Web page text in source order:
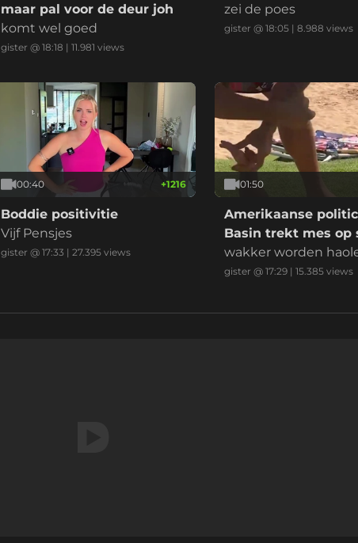
maar pal voor de deur joh
komt wel goed
gister @ 18:18 | 11.981 views
zei de poes
gister @ 18:05 |8.988 views
00:40 +1216
Boddie positivitie
Vijf Pensjes
gister @ 17:33 | 27.395views
01:50
Amerikaanse
Basin trekt mes op
Hawaii
wakker worden
gister @ 17:29 |15.385 views